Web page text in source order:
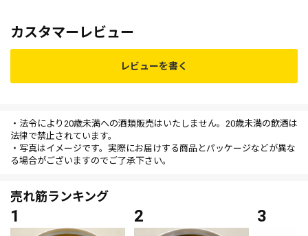
カスタマーレビュー
レビューを書く
・法令により20歳未満への酒類販売はいたしません。20歳未満の飲酒は
法律で禁止されています。
・写真はイメージです。実際にお届けする商品とパッケージなどが異な
る場合がございますのでご了承下さい。
売れ筋ランキング